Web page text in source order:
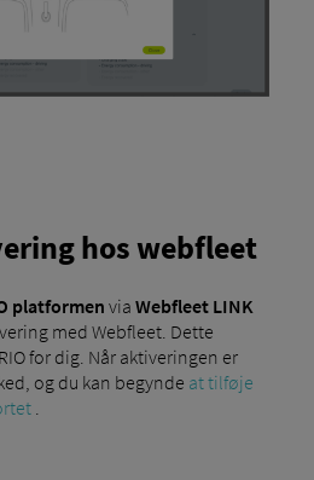
hos webfleet
platformenvia Webfleet LINK
med Webfleet. Dette
for dig. Når aktiveringen er
og du kan begynde at tilføje
.